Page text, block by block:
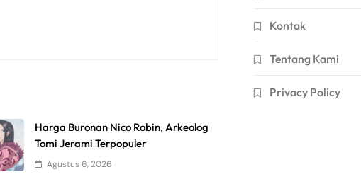
Harga Buronan Nico Robin, Arkeolog
Tomi Jerami Terpopuler
Agustus 6, 2026
Kontak
Tentang Kami
Privacy Policy